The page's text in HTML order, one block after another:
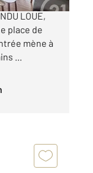
de vous
LOUE,
place de
mène à
...